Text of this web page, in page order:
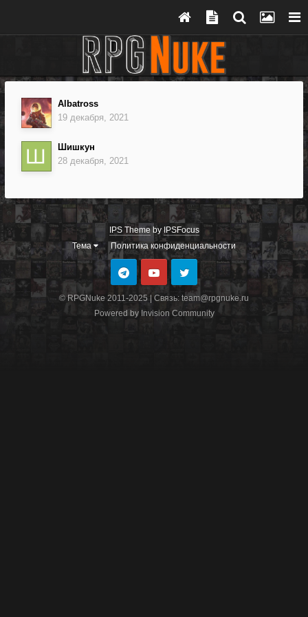
Albatross
19 декабря, 2021
Шишкун
28 декабря, 2021
IPS ThemebyIPSFocus
Тема
Политика конфиденциальности
© RPGNuke 2011-2025 | Связь: team@rpgnuke.ru
Powered by Invision Community